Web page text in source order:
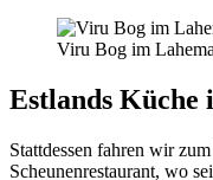
Viru Bog im
Estlands Küche
Stattdessen fahren wir
Scheunenrestaurant, wo